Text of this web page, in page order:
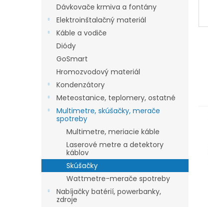
Dávkovače krmiva a fontány
Elektroinštalačný materiál
Káble a vodiče
Diódy
GoSmart
Hromozvodový materiál
Kondenzátory
Meteostanice, teplomery, ostatné
Multimetre, skúšačky, merače
spotreby
Multimetre, meriacie káble
Laserové metre a detektory
káblov
Skúšačky
Wattmetre-merače spotreby
Nabíjačky batérií, powerbanky,
zdroje